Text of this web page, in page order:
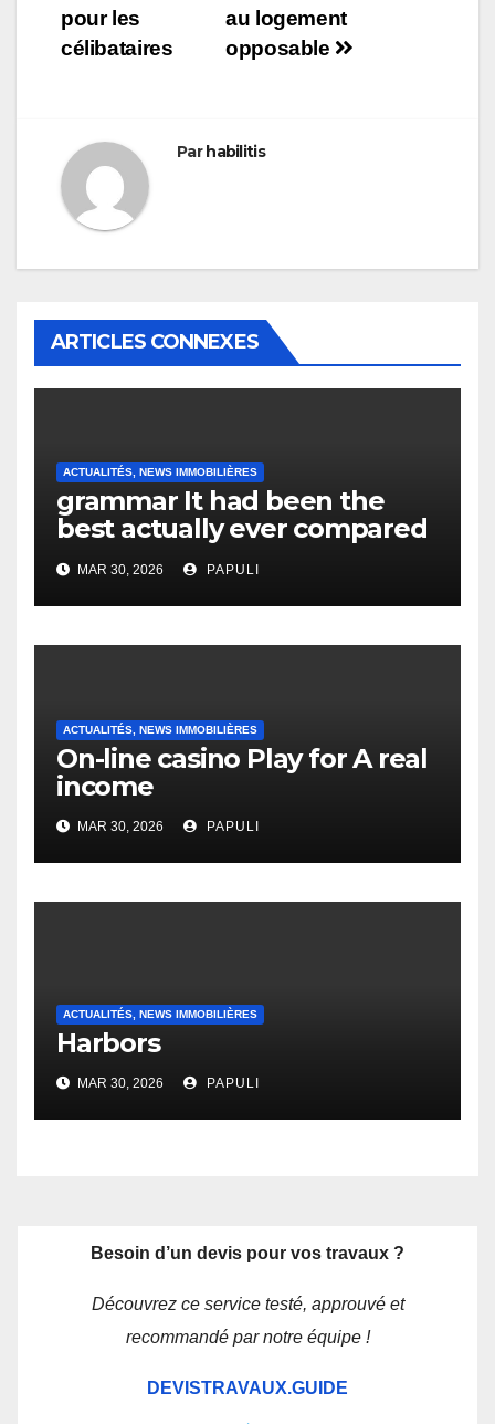
de
au logement
opposable
pour les
célibataires
Par habilitis
ARTICLES CONNEXES
ACTUALITÉS, NEWS IMMOBILIÈRES
grammar It had been the
best actually ever compared
to it’s the top actually?
English Vocabulary Learners
Heap Change
MAR 30, 2026 PAPULI
ACTUALITÉS, NEWS IMMOBILIÈRES
On-line casino Play for A real
income
MAR 30, 2026 PAPULI
ACTUALITÉS, NEWS IMMOBILIÈRES
Harbors
MAR 30, 2026 PAPULI
Besoin d’un devis pour vos travaux ?
Découvrez ce service testé, approuvé et
recommandé par notre équipe !
DEVISTRAVAUX.GUIDE